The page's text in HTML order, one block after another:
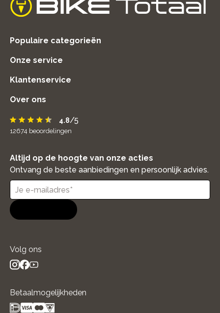
home
Populaire categorieën
Onze service
Klantenservice
Over ons
4.8/5
12674 beoordelingen
Altijd op de hoogte van onze acties
Ontvang de beste aanbiedingen en persoonlijk advies.
Volg ons
Betaalmogelijkheden